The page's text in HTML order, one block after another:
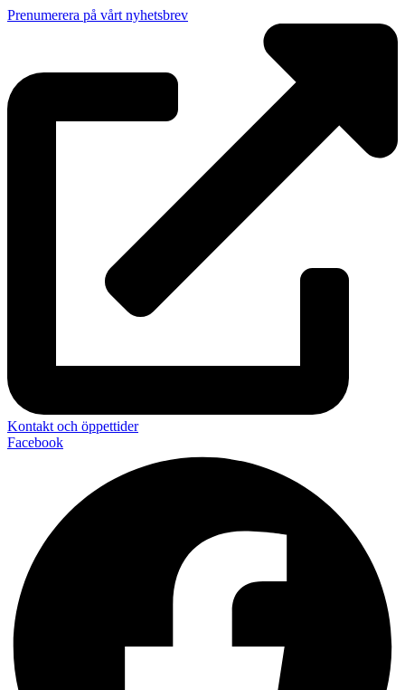
Prenumerera på vårt nyhetsbrev
Kontakt och öppettider
Facebook